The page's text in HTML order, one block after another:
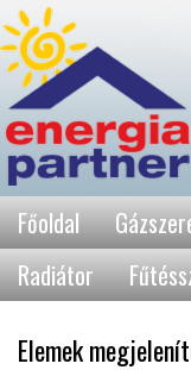
Főoldal
Radiátor
Elemek